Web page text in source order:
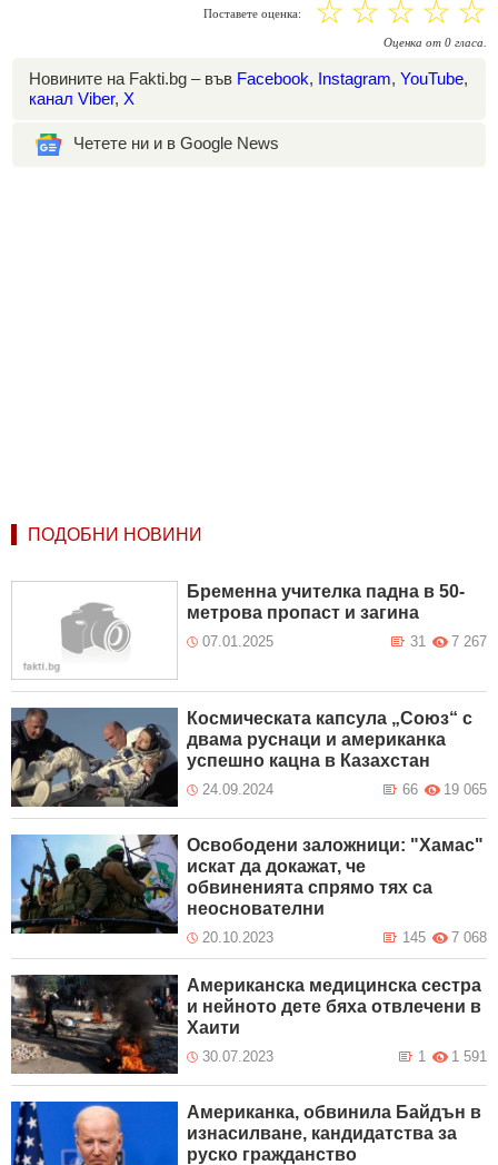
Поставете оценка: ☆
☆
☆
☆
☆
Оценка от 0 гласа.
Новините на Fakti.bg – във Facebook, Instagram, YouTube,
канал Viber, X
Четете ни и в Google News
ПОДОБНИ НОВИНИ
Бременна учителка падна в 50-
метрова пропаст и загина
07.01.2025 7 267
31
Космическата капсула „Союз“ с
двама руснаци и американка
успешно кацна в Казахстан
24.09.2024 19 065
66
Освободени заложници: "Хамас"
искат да докажат, че
обвиненията спрямо тях са
неоснователни
20.10.2023 7 068
145
Американска медицинска сестра
и нейното дете бяха отвлечени в
Хаити
30.07.2023 1 591
1
Американка, обвинила Байдън в
изнасилване, кандидатства за
руско гражданство